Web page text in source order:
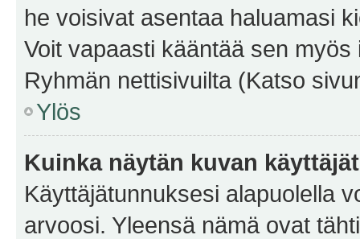
he voisivat asentaa haluamasi
Voit vapaasti kääntää sen
Ryhmän nettisivuilta (Katso
Ylös
Kuinka näytän kuvan
Käyttäjätunnuksesi alapuolella
arvoosi. Yleensä nämä ovat